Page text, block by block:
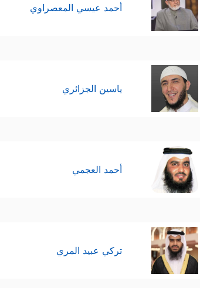
أحمد عيسي المعصراوي
ياسين الجزائري
أحمد العجمي
تركي عبيد المري